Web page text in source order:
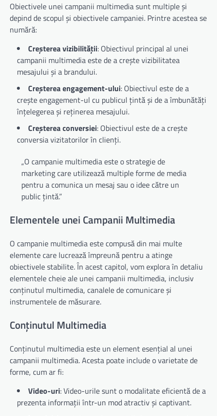
Obiectivele unei campanii multimedia sunt multiple și
depind de scopul și obiectivele campaniei. Printre acestea se
numără:
Creșterea vizibilității: Obiectivul principal al unei
campanii multimedia este de a crește vizibilitatea
mesajului și a brandului.
Creșterea engagement-ului: Obiectivul este de a
crește engagement-ul cu publicul țintă și de a îmbunătăți
înțelegerea și reținerea mesajului.
Creșterea conversiei: Obiectivul este de a crește
conversia vizitatorilor în clienți.
„O campanie multimedia este o strategie de
marketing care utilizează multiple forme de media
pentru a comunica un mesaj sau o idee către un
public țintă.”
Elementele unei Campanii Multimedia
O campanie multimedia este compusă din mai multe
elemente care lucrează împreună pentru a atinge
obiectivele stabilite. În acest capitol, vom explora în detaliu
elementele cheie ale unei campanii multimedia, inclusiv
conținutul multimedia, canalele de comunicare și
instrumentele de măsurare.
Conținutul Multimedia
Conținutul multimedia este un element esențial al unei
campanii multimedia. Acesta poate include o varietate de
forme, cum ar fi:
Video-uri: Video-urile sunt o modalitate eficientă de a
prezenta informații într-un mod atractiv și captivant.